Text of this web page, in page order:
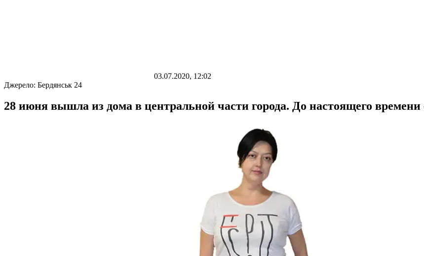
03.07.2020, 12:02
Джерело: Бердянськ 24
28 июня вышла из дома в центральной части города. До настоящего времени